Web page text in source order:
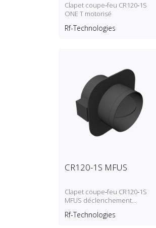
Clapet coupe‑feu CR120‑1S
ONE T motorisé
Rf-Technologies
CR120-1S MFUS
Clapet coupe‑feu CR120‑1S
MFUS déclenchement
thermique)
Rf-Technologies